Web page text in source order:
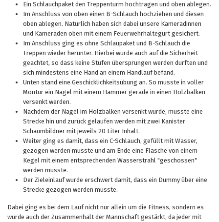
Ein Schlauchpaket den Treppenturm hochtragen und oben ablegen.
Im Anschluss von oben einen B-Schlauch hochziehen und diesen
oben ablegen. Natürlich haben sich dabei unsere Kameradinnen
und Kameraden oben mit einem Feuerwehrhaltegurt gesichert.
Im Anschluss ging es ohne Schlaupaket und B-Schlauch die
Treppen wieder herunter. Hierbei wurde auch auf die Sicherheit
geachtet, so dass keine Stufen übersprungen werden durften und
sich mindestens eine Hand an einem Handlauf befand.
Unten stand eine Geschicklichkeitsübung an. So musste in voller
Montur ein Nagel mit einem Hammer gerade in einen Holzbalken
versenkt werden.
Nachdem der Nagel im Holzbalken versenkt wurde, musste eine
Strecke hin und zurück gelaufen werden mit zwei Kanister
Schaumbildner mit jeweils 20 Liter Inhalt.
Weiter ging es damit, dass ein C-Schlauch, gefüllt mit Wasser,
gezogen werden musste und am Ende eine Flasche von einem
Kegel mit einem entsprechenden Wasserstrahl "geschossen"
werden musste.
Der Zieleinlauf wurde erschwert damit, dass ein Dummy über eine
Strecke gezogen werden musste.
Dabei ging es bei dem Lauf nicht nur allein um die Fitness, sondern es
wurde auch der Zusammenhalt der Mannschaft gestärkt, da jeder mit